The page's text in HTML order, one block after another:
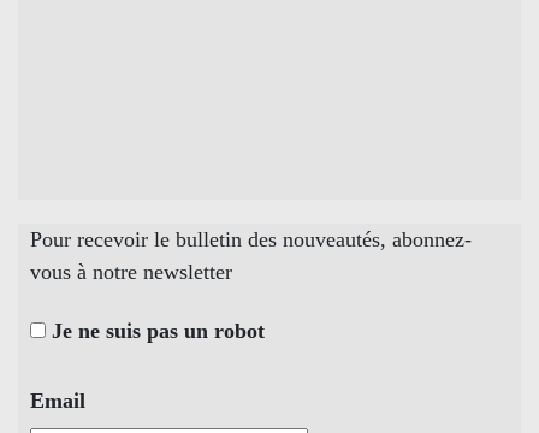
Pour recevoir le bulletin des nouveautés, abonnez-
vous à notre newsletter
Je ne suis pas un robot
Email